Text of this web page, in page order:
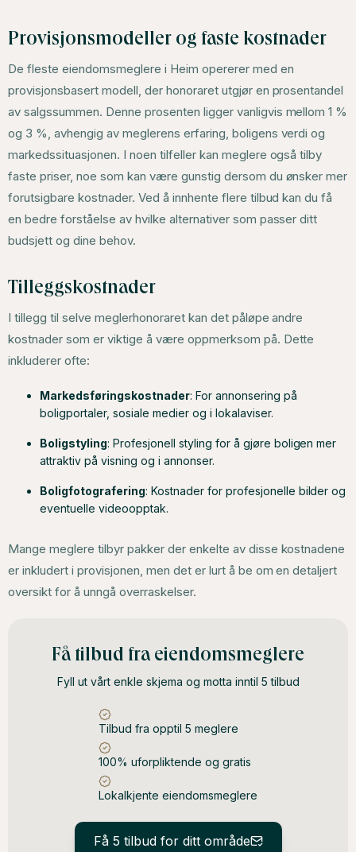
Provisjonsmodeller og faste kostnader
De fleste eiendomsmeglere i Heim opererer med en
provisjonsbasert modell, der honoraret utgjør en prosentandel
av salgssummen. Denne prosenten ligger vanligvis mellom 1 %
og 3 %, avhengig av meglerens erfaring, boligens verdi og
markedssituasjonen. I noen tilfeller kan meglere også tilby
faste priser, noe som kan være gunstig dersom du ønsker mer
forutsigbare kostnader. Ved å innhente flere tilbud kan du få
en bedre forståelse av hvilke alternativer som passer ditt
budsjett og dine behov.
Tilleggskostnader
I tillegg til selve meglerhonoraret kan det påløpe andre
kostnader som er viktige å være oppmerksom på. Dette
inkluderer ofte:
Markedsføringskostnader: For annonsering på
boligportaler, sosiale medier og i lokalaviser.
Boligstyling: Profesjonell styling for å gjøre boligen mer
attraktiv på visning og i annonser.
Boligfotografering: Kostnader for profesjonelle bilder og
eventuelle videoopptak.
Mange meglere tilbyr pakker der enkelte av disse kostnadene
er inkludert i provisjonen, men det er lurt å be om en detaljert
oversikt for å unngå overraskelser.
Få tilbud fra eiendomsmeglere
Fyll ut vårt enkle skjema og motta inntil 5 tilbud
Tilbud fra opptil 5 meglere
100% uforpliktende og gratis
Lokalkjente eiendomsmeglere
Få 5 tilbud for ditt område